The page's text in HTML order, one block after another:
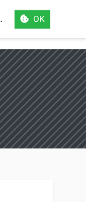
Sprache
. OK